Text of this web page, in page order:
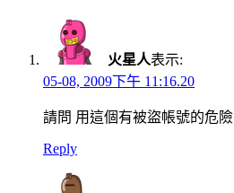
火星人表示:
05-08, 2009下午 11:16.20
請問 用這個有被盜帳號的危
Reply